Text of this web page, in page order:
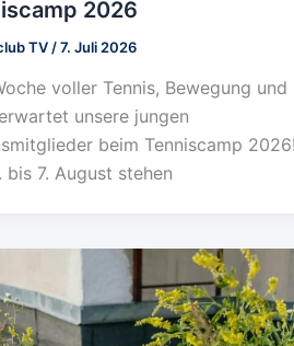
2026
TV /7. Juli 2026
voller Tennis, Bewegung und
unsere jungen
beim Tenniscamp 2026!
bis 7. August stehen